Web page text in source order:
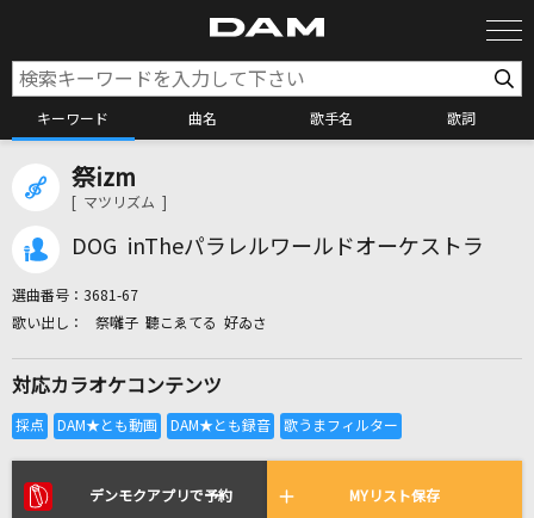
キーワード 曲名 歌手名 歌詞
全国りれき
リアルタイムで歌われている曲の一覧
祭izm
[ マツリズム ]
DOG inTheパラレルワールドオーケストラ
選曲番号： 3681-67
祭囃子 聽こゑてる 好ゐさ
対応カラオケコンテンツ
デンモクアプリで予約 MYリスト保存